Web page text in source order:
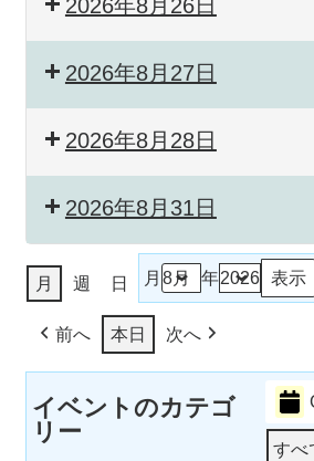
2026年8月26日
2026年8月27日
2026年8月28日
2026年8月31日
月 週 日 月 年
前へ 本日 次へ
イベントのカテゴ
リー
すべ